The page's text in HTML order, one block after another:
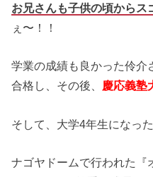
お兄さんも子供の頃からス
ぇ〜！！
学業の成績も良かった伶介
合格し、その後、 慶応義塾
そして、大学4年生になっ
ナゴヤドームで行われた『